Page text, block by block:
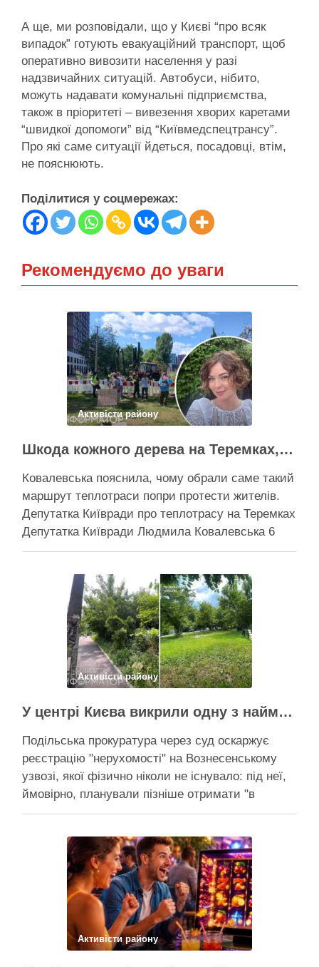
А ще, ми розповідали, що у Києві “про всяк
випадок” готують евакуаційний транспорт, щоб
оперативно вивозити населення у разі
надзвичайних ситуацій. Автобуси, нібито,
можуть надавати комунальні підприємства,
також в пріоритеті – вивезення хворих каретами
“швидкої допомоги” від “Київмедспецтрансу”.
Про які саме ситуації йдеться, посадовці, втім,
не пояснюють.
Поділитися у соцмережах:
Рекомендуємо до уваги
Активісти району
Шкода кожного дерева на Теремках, але тепло мають подати в 400 будинків – депутатка Київради
Ковалевська пояснила, чому обрали саме такий
маршрут теплотраси попри протести жителів.
Депутатка Київради про теплотрасу на Теремках
Депутатка Київради Людмила Ковалевська 6
серпня прокоментувала конфлікт навколо
на Теремках, заявивши, що розуміє обурення
жителів через вирубку дерев, але наполягає на
необхідності забезпечити теплом понад 400
будинків. …
Поділитися у соцмережах:
Активісти району
У центрі Києва викрили одну з наймасштабніших туалетних схем з фіктивним будинком
Подільська прокуратура через суд оскаржує
реєстрацію "нерухомості" на Вознесенському
узвозі, якої фізично ніколи не існувало: під неї,
ймовірно, планували пізніше отримати "в
обслуговування" земельну ділянку Прокуратура
за допомогою якої ділки, ймовірно, планували
забудувати зелені схили Подільська окружна
прокуратура міста Києва подала до суду …
Поділитися у соцмережах:
Активісти району